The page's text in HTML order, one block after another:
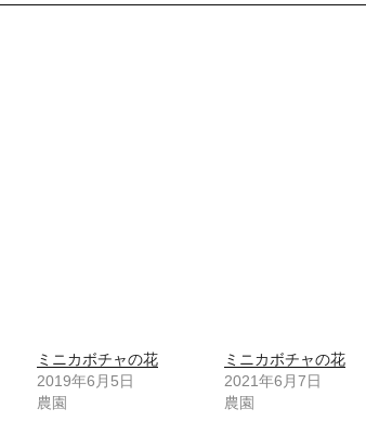
ミニカボチャの花
2019年6月5日
農園
ミニカボチャの花
2021年6月7日
農園